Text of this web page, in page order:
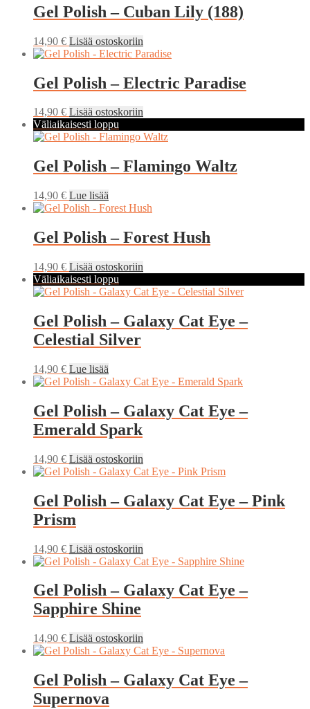
Gel Polish – Cuban Lily (188)
14,90 € Lisää ostoskoriin
Gel Polish – Electric Paradise
14,90 € Lisää ostoskoriin
Väliaikaisesti loppu
Gel Polish – Flamingo Waltz
14,90 € Lue lisää
Gel Polish – Forest Hush
14,90 € Lisää ostoskoriin
Väliaikaisesti loppu
Gel Polish – Galaxy Cat Eye –
Celestial Silver
14,90 € Lue lisää
Gel Polish – Galaxy Cat Eye –
Emerald Spark
14,90 € Lisää ostoskoriin
Gel Polish – Galaxy Cat Eye – Pink
Prism
14,90 € Lisää ostoskoriin
Gel Polish – Galaxy Cat Eye –
Sapphire Shine
14,90 € Lisää ostoskoriin
Gel Polish – Galaxy Cat Eye –
Supernova